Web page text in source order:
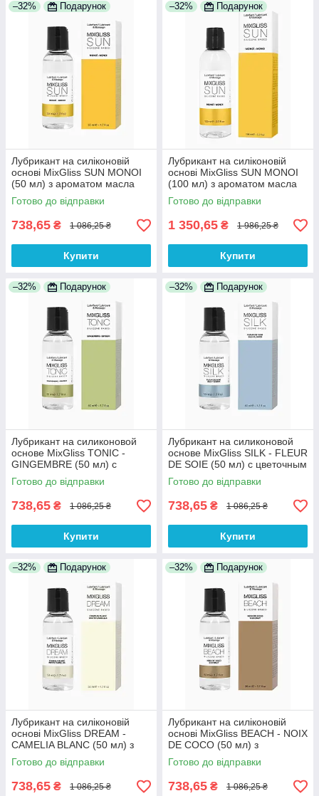
–32% Подарунок
Лубрикант на силіконовій
основі MixGliss SUN MONOI
(50 мл) з ароматом масла
Мано 100% Анонімності
Готово до відправки
738,65 ₴ 1 086,25 ₴
Купити
–32% Подарунок
Лубрикант на силіконовій
основі MixGliss SUN MONOI
(100 мл) з ароматом масла
Моноі 100% Анонімності
Готово до відправки
1 350,65 ₴ 1 986,25 ₴
Купити
–32% Подарунок
Лубрикант на силиконовой
основе MixGliss TONIC -
GINGEMBRE (50 мл) с
ароматом имбиря 100%
Анонімності
Готово до відправки
738,65 ₴ 1 086,25 ₴
Купити
–32% Подарунок
Лубрикант на силиконовой
основе MixGliss SILK - FLEUR
DE SOIE (50 мл) с цветочным
ароматом 100% Анонімності
Готово до відправки
738,65 ₴ 1 086,25 ₴
Купити
–32% Подарунок
Лубрикант на силіконовій
основі MixGliss DREAM -
CAMELIA BLANC (50 мл) з
ароматом білої камелії 100%
Анонімності
Готово до відправки
738,65 ₴ 1 086,25 ₴
–32% Подарунок
Лубрикант на силіконовій
основі MixGliss BEACH - NOIX
DE COCO (50 мл) з
ароматом кокоса 100%
Анонімності
Готово до відправки
738,65 ₴ 1 086,25 ₴